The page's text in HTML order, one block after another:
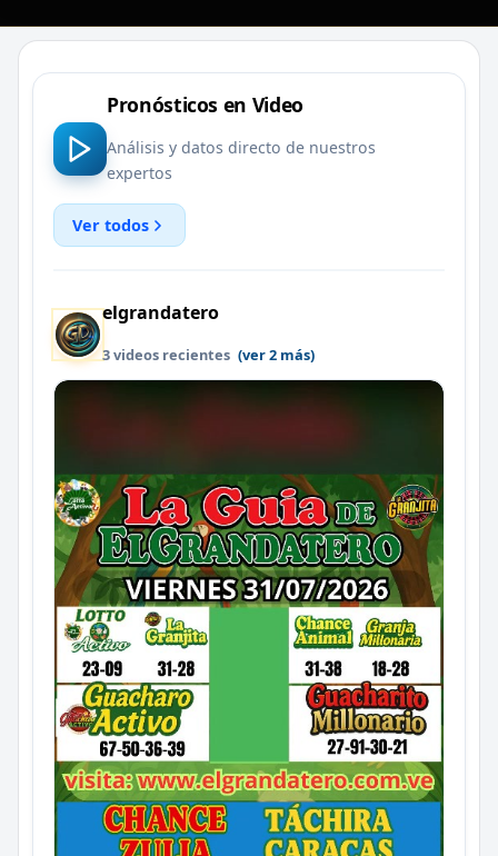
Pronósticos en Video
Análisis y datos directo de nuestros
expertos
Ver todos
elgrandatero
3 videos recientes (ver 2 más)